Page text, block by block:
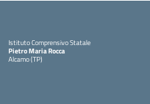
Istituto Comprensivo Statale
Pietro Maria Rocca
Alcamo (TP)